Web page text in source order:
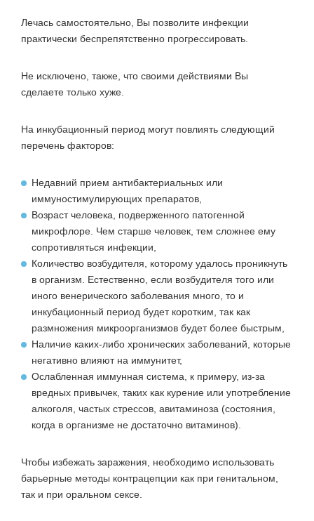
Лечась самостоятельно, Вы позволите инфекции
практически беспрепятственно прогрессировать.
Не исключено, также, что своими действиями Вы
сделаете только хуже.
На инкубационный период могут повлиять следующий
перечень факторов:
Недавний прием антибактериальных или
иммуностимулирующих препаратов,
Возраст человека, подверженного патогенной
микрофлоре. Чем старше человек, тем сложнее ему
сопротивляться инфекции,
Количество возбудителя, которому удалось проникнуть
в организм. Естественно, если возбудителя того или
иного венерического заболевания много, то и
инкубационный период будет коротким, так как
размножения микроорганизмов будет более быстрым,
Наличие каких-либо хронических заболеваний, которые
негативно влияют на иммунитет,
Ослабленная иммунная система, к примеру, из-за
вредных привычек, таких как курение или употребление
алкоголя, частых стрессов, авитаминоза (состояния,
когда в организме не достаточно витаминов).
Чтобы избежать заражения, необходимо использовать
барьерные методы контрацепции как при генитальном,
так и при оральном сексе.